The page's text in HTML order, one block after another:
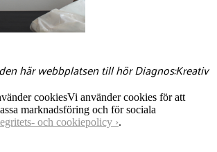
här webbplatsen till hör Diagnos:Kreativ
cookiesVi använder cookies för att
marknadsföring och för sociala
och cookiepolicy ›.